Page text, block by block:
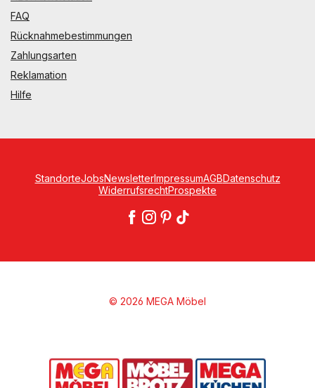
FAQ
Rücknahmebestimmungen
Zahlungsarten
Reklamation
Hilfe
StandorteJobsNewsletterImpressumAGBDatenschutz
WiderrufsrechtProspekte
© 2026 MEGA Möbel